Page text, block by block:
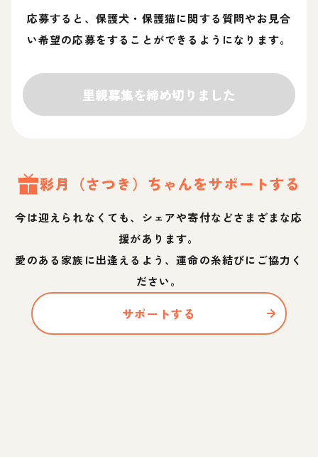
応募すると、保護犬・保護猫に関する質問やお見合
い希望の応募をすることができるようになります。
里親募集を締め切りました
彩月（さつき） ちゃんをサポートする
今は迎えられなくても、シェアや寄付などさまざまな応
援があります。
愛のある家族に出逢えるよう、運命の糸結びにご協力く
ださい。
サポートする